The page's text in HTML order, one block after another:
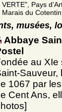
Pays
du
musées,
Abbaye
au XIe
Sauveur,
1067 par
Cent Ans,